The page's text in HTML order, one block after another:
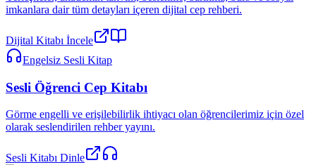
imkanlara dair tüm detayları içeren dijital cep rehberi.
Dijital Kitabı İncele
Engelsiz Sesli Kitap
Sesli Öğrenci Cep Kitabı
Görme engelli ve erişilebilirlik ihtiyacı olan öğrencilerimiz için özel
olarak seslendirilen rehber yayını.
Sesli Kitabı Dinle